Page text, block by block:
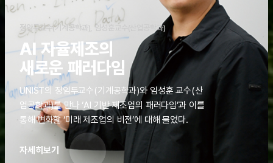
정임두교수(기계공학과), 임성훈교수(산업공학과)
AI 자율제조의
새로운 패러다임
UNIST의 정임두교수(기계공학과)와 임성훈 교수(산
업공학과)를 만나 ‘AI 기반 제조업의 패러다임’과 이를
통해 변화할 ‘미래 제조업의 비전’에 대해 물었다.
자세히보기